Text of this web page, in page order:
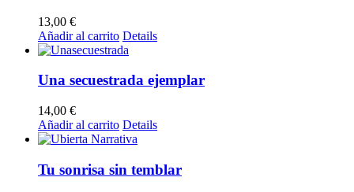
13,00 €
Añadir al carrito Details
Una secuestrada ejemplar
14,00 €
Añadir al carrito Details
Tu sonrisa sin temblar